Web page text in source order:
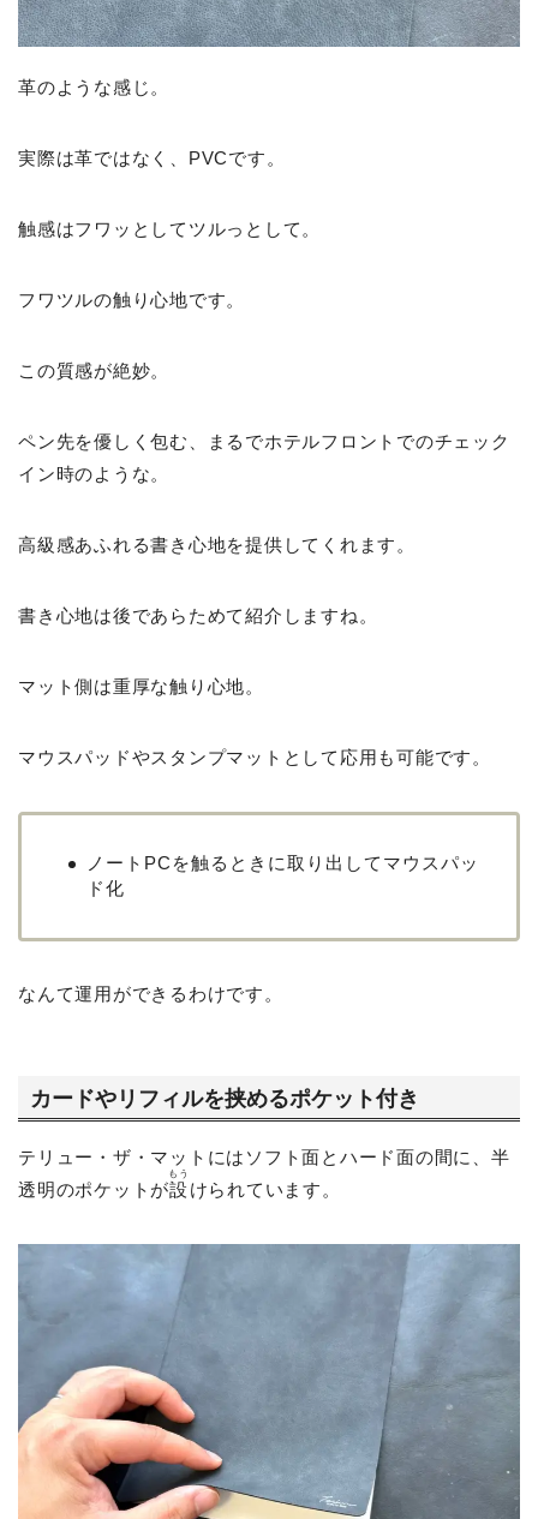
革のような感じ。
実際は革ではなく、PVCです。
触感はフワッとしてツルっとして。
フワツルの触り心地です。
この質感が絶妙。
ペン先を優しく包む、まるでホテルフロントでのチェック
イン時のような。
高級感あふれる書き心地を提供してくれます。
書き心地は後であらためて紹介しますね。
マット側は重厚な触り心地。
マウスパッドやスタンプマットとして応用も可能です。
ノートPCを触るときに取り出してマウスパッ
ド化
なんて運用ができるわけです。
カードやリフィルを挟めるポケット付き
テリュー・ザ・マットにはソフト面とハード面の間に、半
透明のポケットが設
もう
けられています。